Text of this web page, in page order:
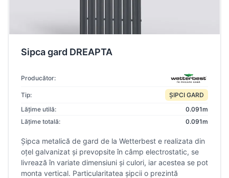
Sipca gard DREAPTA
Producător:
Tip:
ȘIPCI GARD
Lățime utilă:
0.091m
Lățime totală:
0.091m
Șipca metalică de gard de la Wetterbest e realizata din
oțel galvanizat și prevopsite în câmp electrostatic, se
livrează în variate dimensiuni și culori, iar acestea se pot
monta vertical. Particularitatea șipcii o prezintă